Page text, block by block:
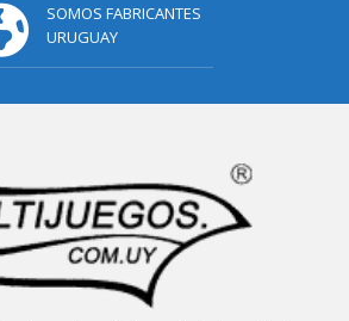
SOMOS FABRICANTES
URUGUAY